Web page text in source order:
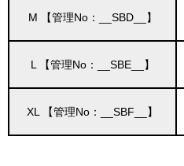
M 【管理No：__SBD__】
L 【管理No：__SBE__】
XL 【管理No：__SBF__】